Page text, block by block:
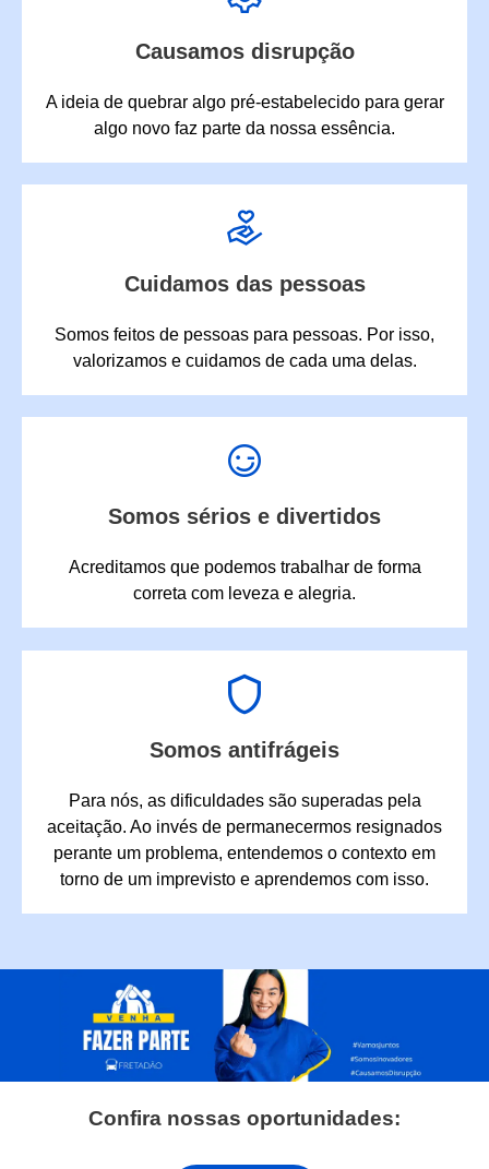
Causamos disrupção
A ideia de quebrar algo pré-estabelecido para gerar
algo novo faz parte da nossa essência.
Cuidamos das pessoas
Somos feitos de pessoas para pessoas. Por isso,
valorizamos e cuidamos de cada uma delas.
Somos sérios e divertidos
Acreditamos que podemos trabalhar de forma
correta com leveza e alegria.
Somos antifrágeis
Para nós, as dificuldades são superadas pela
aceitação. Ao invés de permanecermos resignados
perante um problema, entendemos o contexto em
torno de um imprevisto e aprendemos com isso.
Confira nossas oportunidades: